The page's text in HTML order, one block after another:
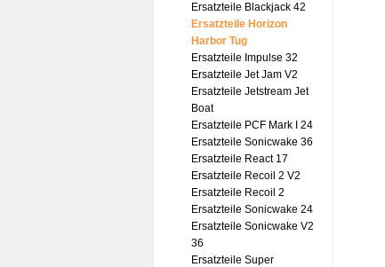
Ersatzteile Blackjack 42
Ersatzteile Horizon
Harbor Tug
Ersatzteile Impulse 32
Ersatzteile Jet Jam V2
Ersatzteile Jetstream Jet
Boat
Ersatzteile PCF Mark I 24
Ersatzteile Sonicwake 36
Ersatzteile React 17
Ersatzteile Recoil 2 V2
Ersatzteile Recoil 2
Ersatzteile Sonicwake 24
Ersatzteile Sonicwake V2
36
Ersatzteile Super